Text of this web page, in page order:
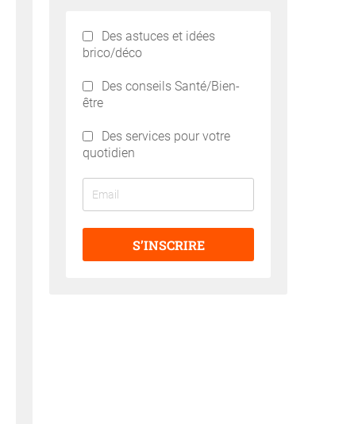
Des astuces et idées
brico/déco
Des conseils Santé/Bien-
être
Des services pour votre
quotidien
S’INSCRIRE